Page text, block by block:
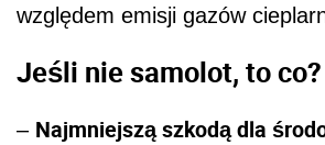
względem emisji gazów
Jeśli nie samolot, to co?
– Najmniejszą szkodą dla